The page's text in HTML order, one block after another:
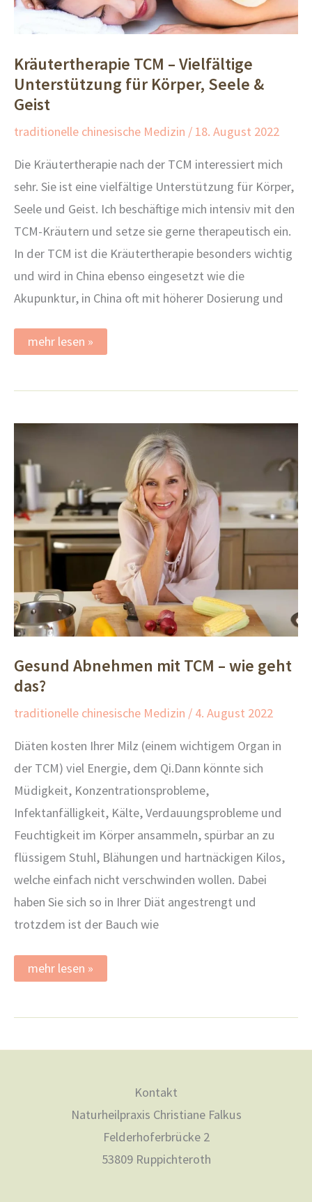
Kräutertherapie TCM – Vielfältige
Unterstützung für Körper, Seele &
Geist
traditionelle chinesische Medizin / 18. August 2022
Die Kräutertherapie nach der TCM interessiert mich
sehr. Sie ist eine vielfältige Unterstützung für Körper,
Seele und Geist. Ich beschäftige mich intensiv mit den
TCM-Kräutern und setze sie gerne therapeutisch ein.
In der TCM ist die Kräutertherapie besonders wichtig
und wird in China ebenso eingesetzt wie die
Akupunktur, in China oft mit höherer Dosierung und
Kräutertherapie
TCM
Unterstützung
Seele
mehr lesen »
Gesund Abnehmen mit TCM – wie geht
das?
traditionelle chinesische Medizin / 4. August 2022
Diäten kosten Ihrer Milz (einem wichtigem Organ in
der TCM) viel Energie, dem Qi.Dann könnte sich
Müdigkeit, Konzentrationsprobleme,
Infektanfälligkeit, Kälte, Verdauungsprobleme und
Feuchtigkeit im Körper ansammeln, spürbar an zu
flüssigem Stuhl, Blähungen und hartnäckigen Kilos,
welche einfach nicht verschwinden wollen. Dabei
haben Sie sich so in Ihrer Diät angestrengt und
trotzdem ist der Bauch wie
Gesund
Abnehmen
–
das?
mehr lesen »
Kontakt
Naturheilpraxis Christiane Falkus
Felderhoferbrücke 2
53809 Ruppichteroth